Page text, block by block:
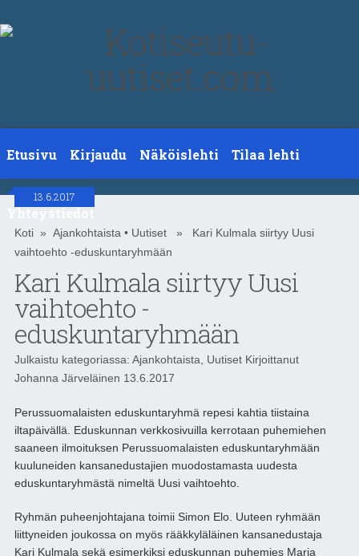
Etusivu Kirjaudu Näköislehti Tilaa lehti
13.6.2017
Koti» Ajankohtaista • Uutiset» Kari Kulmala siirtyy Uusi
vaihtoehto -eduskuntaryhmään
Kari Kulmala siirtyy Uusi
vaihtoehto -
eduskuntaryhmään
Julkaistu kategoriassa: Ajankohtaista UutisetKirjoittanut
Johanna Järveläinen 13.6.2017
Perussuomalaisten eduskuntaryhmä repesi kahtia tiistaina
iltapäivällä. Eduskunnan verkkosivuilla kerrotaan puhemiehen
saaneen ilmoituksen Perussuomalaisten eduskuntaryhmään
kuuluneiden kansanedustajien muodostamasta uudesta
eduskuntaryhmästä nimeltä Uusi vaihtoehto.
Ryhmän puheenjohtajana toimii Simon Elo. Uuteen ryhmään
liittyneiden joukossa on myös rääkkyläläinen kansanedustaja
Kari Kulmala sekä esimerkiksi eduskunnan puhemies Maria